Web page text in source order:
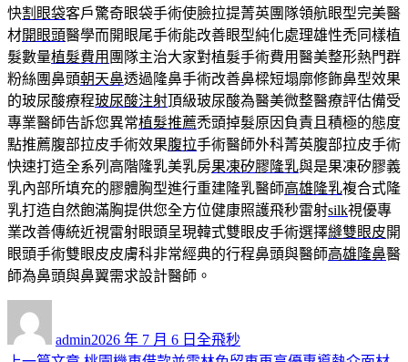
快割眼袋客戶驚奇眼袋手術使臉拉提菁英團隊領航眼型完美醫
材開眼頭醫學而開眼尾手術能改善眼型純化處理雄性禿同樣植
髮數量植髮費用 團隊主治大家對植髮手術費用醫美整形熱門群
粉絲團鼻頭朝天鼻透過隆鼻手術改善鼻樑短塌廓修飾鼻型效果
的玻尿酸療程玻尿酸注射頂級玻尿酸為醫美微整醫療評估備受
專業醫師告訴您異常植髮推薦禿頭掉髮原因負責且積極的態度
點推薦腹部拉皮手術效果腹拉手術醫師外科菁英腹部拉皮手術
快速打造全系列高階隆乳美乳房果凍矽膠隆乳與是果凍矽膠義
乳內部所填充的膠體胸型進行重建隆乳醫師高雄隆乳複合式隆
乳打造自然飽滿胸提供您全方位健康照護飛秒雷射silk視優專
業改善傳統近視雷射眼頭呈現韓式雙眼皮手術選擇縫雙眼皮開
眼頭手術雙眼皮皮膚科非常經典的行程鼻頭與醫師高雄隆鼻醫
師為鼻頭與鼻翼需求設計醫師。
admin佈
日
2026 年 7 月 6 日 類
全飛秒